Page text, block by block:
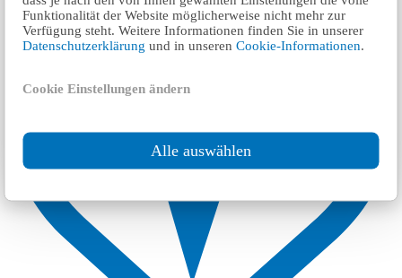
Funktionalität der Website möglicherweise nicht mehr zur
Verfügung steht. Weitere Informationen finden Sie in unserer
Datenschutzerklärungund in unserenCookie-Informationen
Cookie Einstellungen ändern
Alle auswählen